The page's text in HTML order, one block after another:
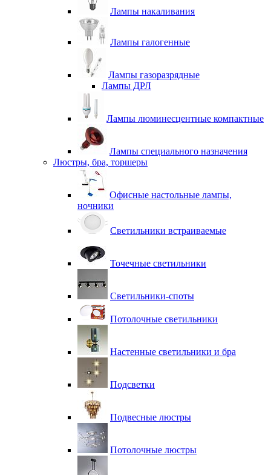
Лампы накаливания
Лампы галогенные
Лампы газоразрядные
Лампы ДРЛ
Лампы люминесцентные компактные
Лампы специального назначения
Люстры, бра, торшеры
Офисные настольные лампы,
ночники
Светильники встраиваемые
Точечные светильники
Светильники-споты
Потолочные светильники
Настенные светильники и бра
Подсветки
Подвесные люстры
Потолочные люстры